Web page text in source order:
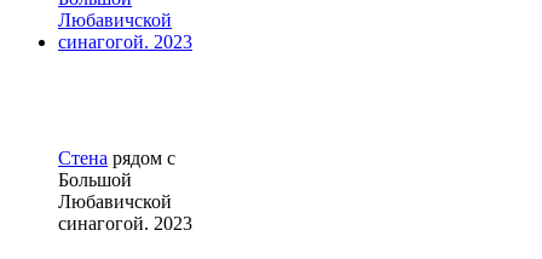
Стена рядом с
Большой
Любавичской
синагогой. 2023